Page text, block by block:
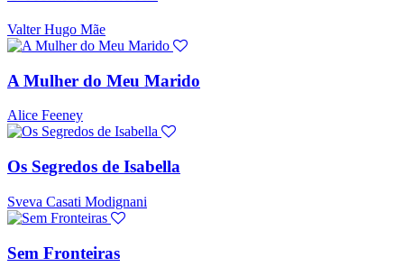
Valter Hugo Mãe
A Mulher do Meu Marido
Alice Feeney
Os Segredos de Isabella
Sveva Casati Modignani
Sem Fronteiras